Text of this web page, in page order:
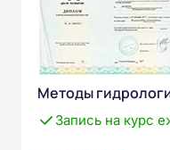
Методы
Запись на курс